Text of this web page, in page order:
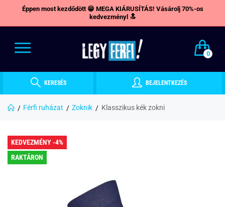
Éppen most kezdődött 😁 MEGA KIÁRUSÍTÁS! Vásárolj 70%-os
kedvezményl 🔝
0
KERESÉS BEJELENTKEZÉS
Férfi ruházat Zoknik Klasszikus kék zokni
KEDVEZMÉNY -4%
RAKTÁRON